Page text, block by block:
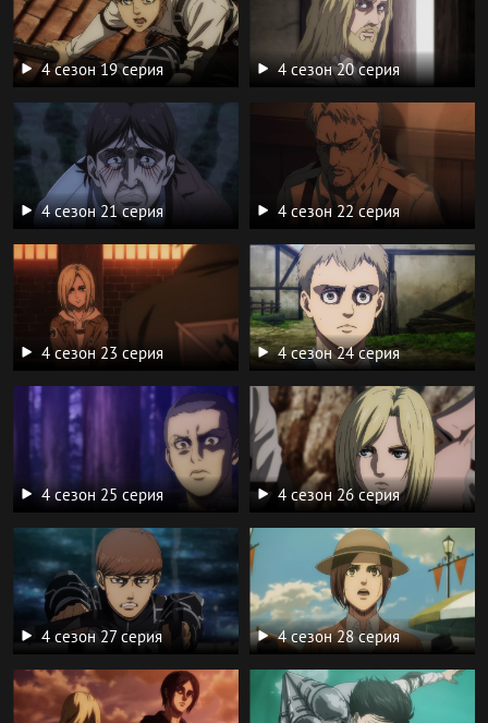
4 сезон 19 серия 4 сезон 20 серия
4 сезон 21 серия 4 сезон 22 серия
4 сезон 23 серия 4 сезон 24 серия
4 сезон 25 серия 4 сезон 26 серия
4 сезон 27 серия 4 сезон 28 серия